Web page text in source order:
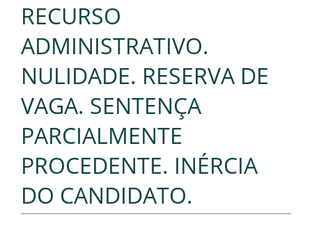
RECURSO
ADMINISTRATIVO.
NULIDADE. RESERVA DE
VAGA. SENTENÇA
PARCIALMENTE
PROCEDENTE. INÉRCIA
DO CANDIDATO.